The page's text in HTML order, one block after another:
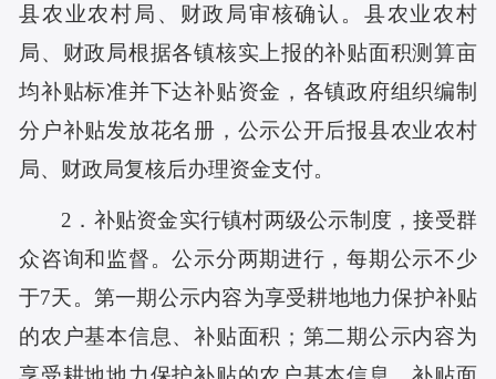
县农业农村局、财政局审核确认。县农业农村
局、财政局根据各镇核实上报的补贴面积测算亩
均补贴标准并下达补贴资金，各镇政府组织编制
分户补贴发放花名册，公示公开后报县农业农村
局、财政局复核后办理资金支付。
2．补贴资金实行镇村两级公示制度，接受群
众咨询和监督。公示分两期进行，每期公示不少
于7天。第一期公示内容为享受耕地地力保护补贴
的农户基本信息、补贴面积；第二期公示内容为